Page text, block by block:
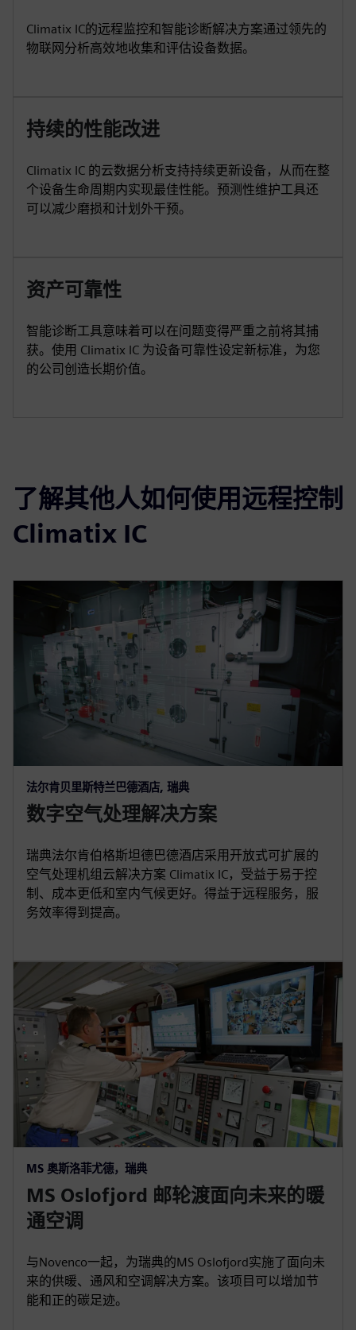
Climatix IC的远程监控和智能诊断解决方案通过领先的
物联网分析高效地收集和评估设备数据。
持续的性能改进
Climatix IC 的云数据分析支持持续更新设备，从而在整
个设备生命周期内实现最佳性能。预测性维护工具还
可以减少磨损和计划外干预。
资产可靠性
智能诊断工具意味着可以在问题变得严重之前将其捕
获。使用 Climatix IC 为设备可靠性设定新标准，为您
的公司创造长期价值。
了解其他人如何使用远程控制
Climatix IC
法尔肯贝里斯特兰巴德酒店, 瑞典
数字空气处理解决方案
瑞典法尔肯伯格斯坦德巴德酒店采用开放式可扩展的
空气处理机组云解决方案 Climatix IC，受益于易于控
制、成本更低和室内气候更好。得益于远程服务，服
务效率得到提高。
MS 奥斯洛菲尤德，瑞典
MS Oslofjord 邮轮渡面向未来的暖
通空调
与Novenco一起，为瑞典的MS Oslofjord实施了面向未
来的供暖、通风和空调解决方案。该项目可以增加节
能和正的碳足迹。